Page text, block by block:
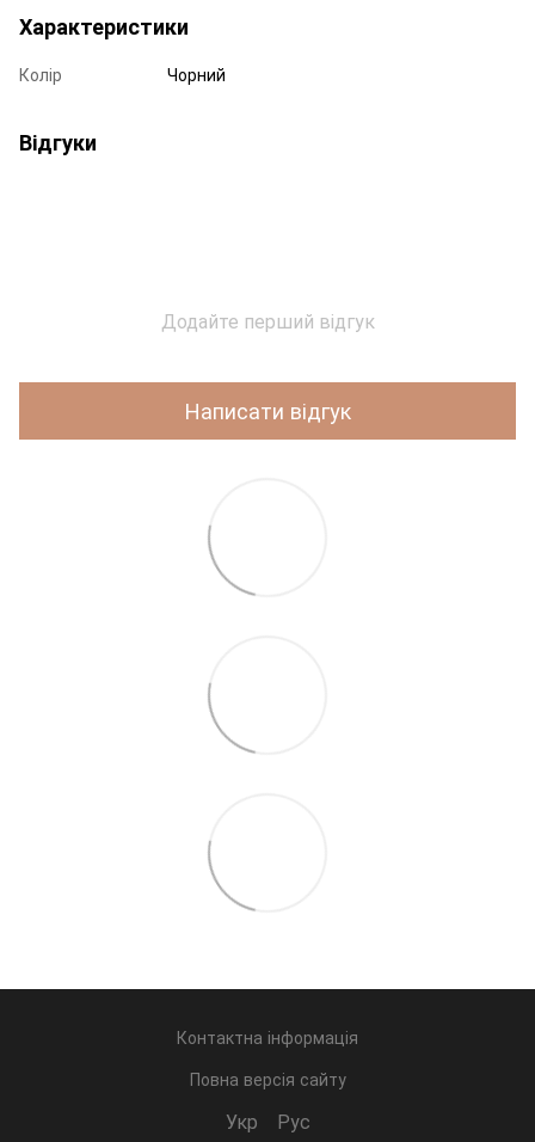
Характеристики
Колір Чорний
Відгуки
Додайте перший відгук
Написати відгук
Контактна інформація
Повна версія сайту
Укр Рус